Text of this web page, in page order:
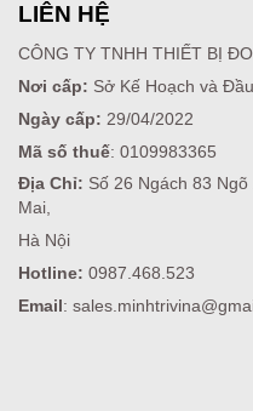
LIÊN HỆ
CÔNG TY TNHH THIẾT BỊ
Nơi cấp: Sở Kế Hoạch và
Ngày cấp: 29/04/2022
Mã số thuế: 0109983365
Địa Chỉ: Số 26 Ngách 83
Mai,
Hà Nội
Hotline: 0987.468.523
Email :